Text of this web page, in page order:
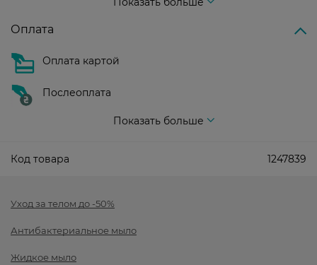
Оплата
Оплата картой
Послеоплата
Показать больше
Код товара 1247839
Уход за телом до -50%
Антибактериальное мыло
Жидкое мыло